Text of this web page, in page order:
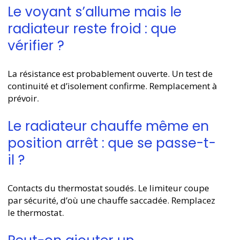
Le voyant s’allume mais le
radiateur reste froid : que
vérifier ?
La résistance est probablement ouverte. Un test de
continuité et d’isolement confirme. Remplacement à
prévoir.
Le radiateur chauffe même en
position arrêt : que se passe-t-
il ?
Contacts du thermostat soudés. Le limiteur coupe
par sécurité, d’où une chauffe saccadée. Remplacez
le thermostat.